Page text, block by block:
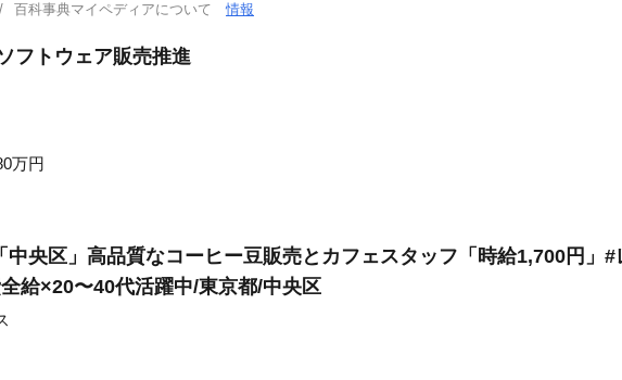
百科事典マイペディアについて情報
フトウェア販売推進
万円
中央区」高品質なコーヒー豆販売とカフェスタッフ「時給1,700円」
給×20〜40代活躍中/東京都/中央区